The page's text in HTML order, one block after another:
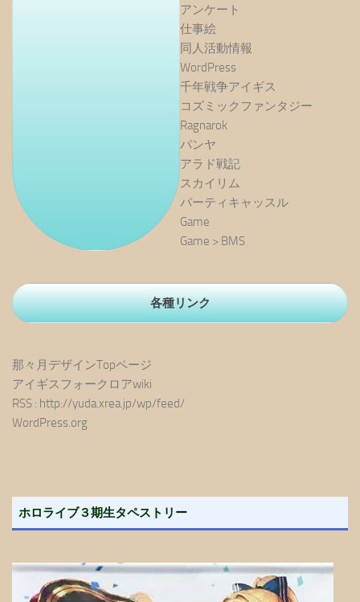
アンケート
仕事絵
同人活動情報
WordPress
千年戦争アイギス
コズミックファンタジー
Ragnarok
パンヤ
アラド戦記
スカイリム
パーティキャッスル
Game
Game > BMS
各種リンク
那々月デザインTopページ
アイギスフォークロアwiki
RSS : http://yuda.xrea.jp/wp/feed/
WordPress.org
ホロライブ３期生タペストリー